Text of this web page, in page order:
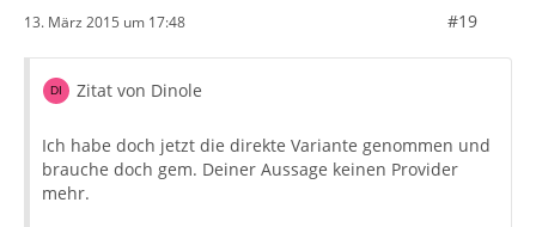
13. März 2015 um 17:48 #19
Zitat von Dinole
Ich habe doch jetzt die direkte Variante genommen und
brauche doch gem. Deiner Aussage keinen Provider
mehr.